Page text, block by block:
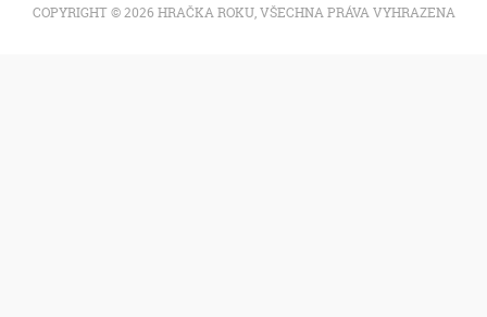
COPYRIGHT © 2026 HRAČKA ROKU, VŠECHNA PRÁVA VYHRAZENA